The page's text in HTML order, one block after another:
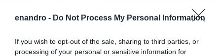
enandro - Do Not Process My Personal Information
If you wish to opt-out of the sale, sharing to third parties, or
processing of your personal or sensitive information for